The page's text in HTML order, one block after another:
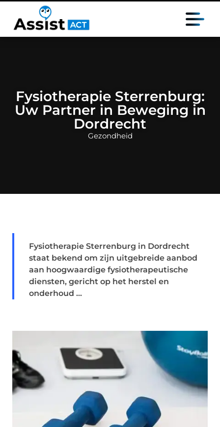
Fysiotherapie Sterrenburg:
Uw Partner in Beweging in
Dordrecht
Gezondheid
Fysiotherapie Sterrenburg in Dordrecht
staat bekend om zijn uitgebreide aanbod
aan hoogwaardige fysiotherapeutische
diensten, gericht op het herstel en
onderhoud ...